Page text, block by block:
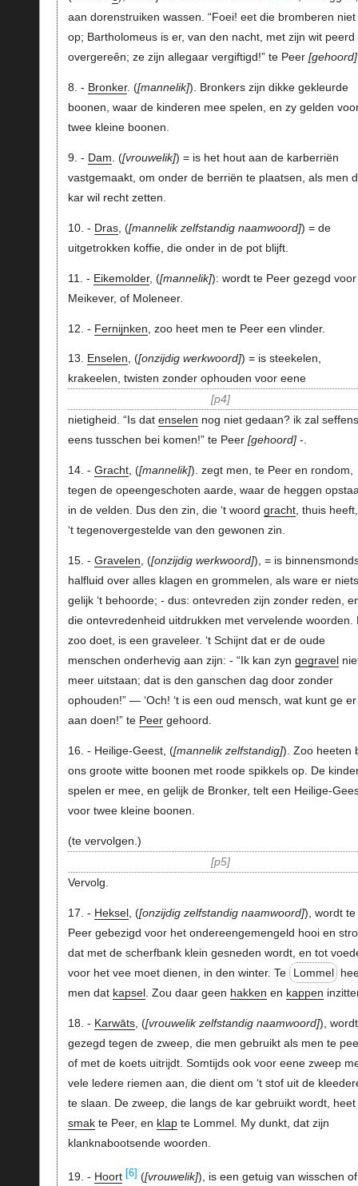
aan dorenstruiken wassen. “Foei! eet die bromberen niet
op; Bartholomeus is er, van den nacht, met zijn wit peerd
overgereên; ze zijn allegaar vergiftigd!” te Peer gehoord
8. - Bronker. ( mannelik ). Bronkers zijn dikke gekleurde
boonen, waar de kinderen mee spelen, en zy gelden
twee kleine boonen.
9. - Dam . ( vrouwelik ) = is het hout aan de karberriën
vastgemaakt, om onder de berriën te plaatsen, als men
kar wil recht zetten.
10. - Dras, ( mannelik zelfstandig naamwoord ) = de
uitgetrokken koffie, die onder in de pot blijft.
11. - Eikemolder, ( mannelik ): wordt te Peer gezegd voor
Meikever, of Moleneer.
12. - Fernijnken , zoo heet men te Peer een vlinder.
13. Enselen, ( onzijdig werkwoord ) = is steekelen,
krakeelen, twisten zonder ophouden voor eene
p4
nietigheid. “Is dat enselen nog niet gedaan? ik zal seffens
eens tusschen bei komen!” te Peer gehoord -.
14. - Gracht, ( mannelik ). zegt men, te Peer en rondom,
tegen de opeengeschoten aarde, waar de heggen
in de velden. Dus den zin, die ‘t woord gracht, thuis
‘t tegenovergestelde van den gewonen zin.
15. - Gravelen, ( onzijdig werkwoord ), = is
halfluid over alles klagen en grommelen, als ware er niets
gelijk ‘t behoorde; - dus: ontevreden zijn zonder reden,
die ontevredenheid uitdrukken met vervelende woorden.
zoo doet, is een graveleer. ‘t Schijnt dat er de oude
menschen onderhevig aan zijn: - “Ik kan zyn gegravel
meer uitstaan; dat is den ganschen dag door zonder
ophouden!” — ‘Och! ‘t is een oud mensch, wat kunt ge er
aan doen!” te Peergehoord.
16. - Heilige-Geest, ( mannelik zelfstandig ). Zoo heeten
ons groote witte boonen met roode spikkels op. De
spelen er mee, en gelijk de Bronker, telt een Heilige-
voor twee kleine boonen.
(te vervolgen.)
p5
Vervolg.
17. - Heksel, ( onzijdig zelfstandig naamwoord ), wordt te
Peer gebezigd voor het ondereengemengeld hooi en
dat met de scherfbank klein gesneden wordt, en tot
voor het vee moet dienen, in den winter. Te
Lommel
men dat kapsel. Zou daar geen hakken en kappen
18. - Karwāts, ( vrouwelik zelfstandig naamwoord ), wordt
gezegd tegen de zweep, die men gebruikt als men te
of met de koets uitrijdt. Somtijds ook voor eene zweep
vele ledere riemen aan, die dient om ‘t stof uit de
te slaan. De zweep, die langs de kar gebruikt wordt, heet
smakte Peer, en klapte Lommel. My dunkt, dat zijn
klanknabootsende woorden.
19. - Hoort [6] ( vrouwelik ), is een getuig van wisschen of